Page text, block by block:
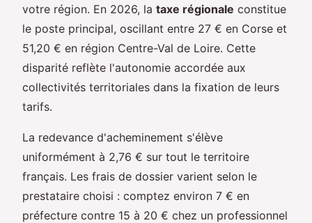
votre région. En 2026, la taxe régionale constitue
le poste principal, oscillant entre 27 € en Corse et
51,20 € en région Centre-Val de Loire. Cette
disparité reflète l'autonomie accordée aux
collectivités territoriales dans la fixation de leurs
tarifs.
La redevance d'acheminement s'élève
uniformément à 2,76 € sur tout le territoire
français. Les frais de dossier varient selon le
prestataire choisi : comptez environ 7 € en
préfecture contre 15 à 20 € chez un professionnel